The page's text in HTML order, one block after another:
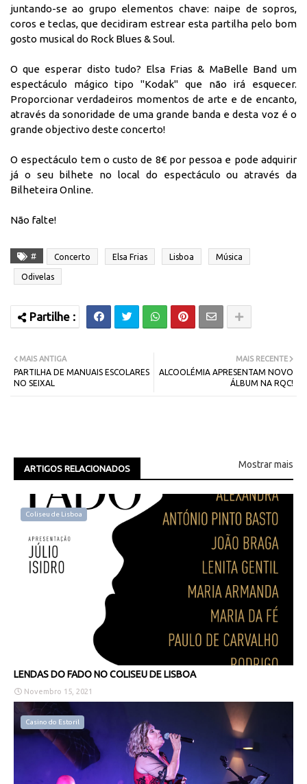
juntando-se ao grupo elementos chave: naipe de sopros,
coros e teclas, que decidiram estrear esta partilha pelo bom
gosto musical do Rock Blues & Soul.
O que esperar disto tudo? Elsa Frias & MaBelle Band um
espectáculo mágico tipo "Kodak" que não irá esquecer.
Proporcionar verdadeiros momentos de arte e de encanto,
através da sonoridade de uma grande banda e desta voz é o
grande objectivo deste concerto!
O espectáculo tem o custo de 8€ por pessoa e pode adquirir
já o seu bilhete no local do espectáculo ou através da
Bilheteira Online.
Não falte!
# Concerto Elsa Frias Lisboa Música
Odivelas
MAIS RECENTE
ALCOOLÉMIA APRESENTAM NOVO
ÁLBUM NA RQC!
MAIS ANTIGA
PARTILHA DE MANUAIS ESCOLARES
NO SEIXAL
ARTIGOS RELACIONADOS Mostrar mais
Coliseu de Lisboa
LENDAS DO FADO NO COLISEU DE LISBOA
Novembro 15, 2021
Casino do Estoril